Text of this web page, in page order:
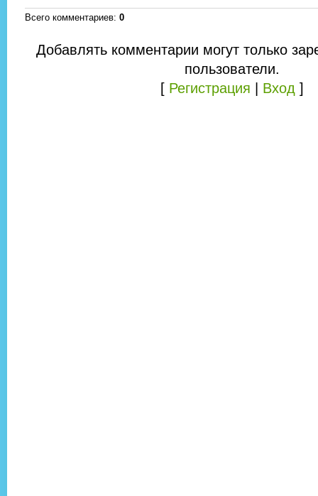
Всего комментариев: 0
Добавлять комментарии могут только
пользователи.
[ Регистрация Вход ]